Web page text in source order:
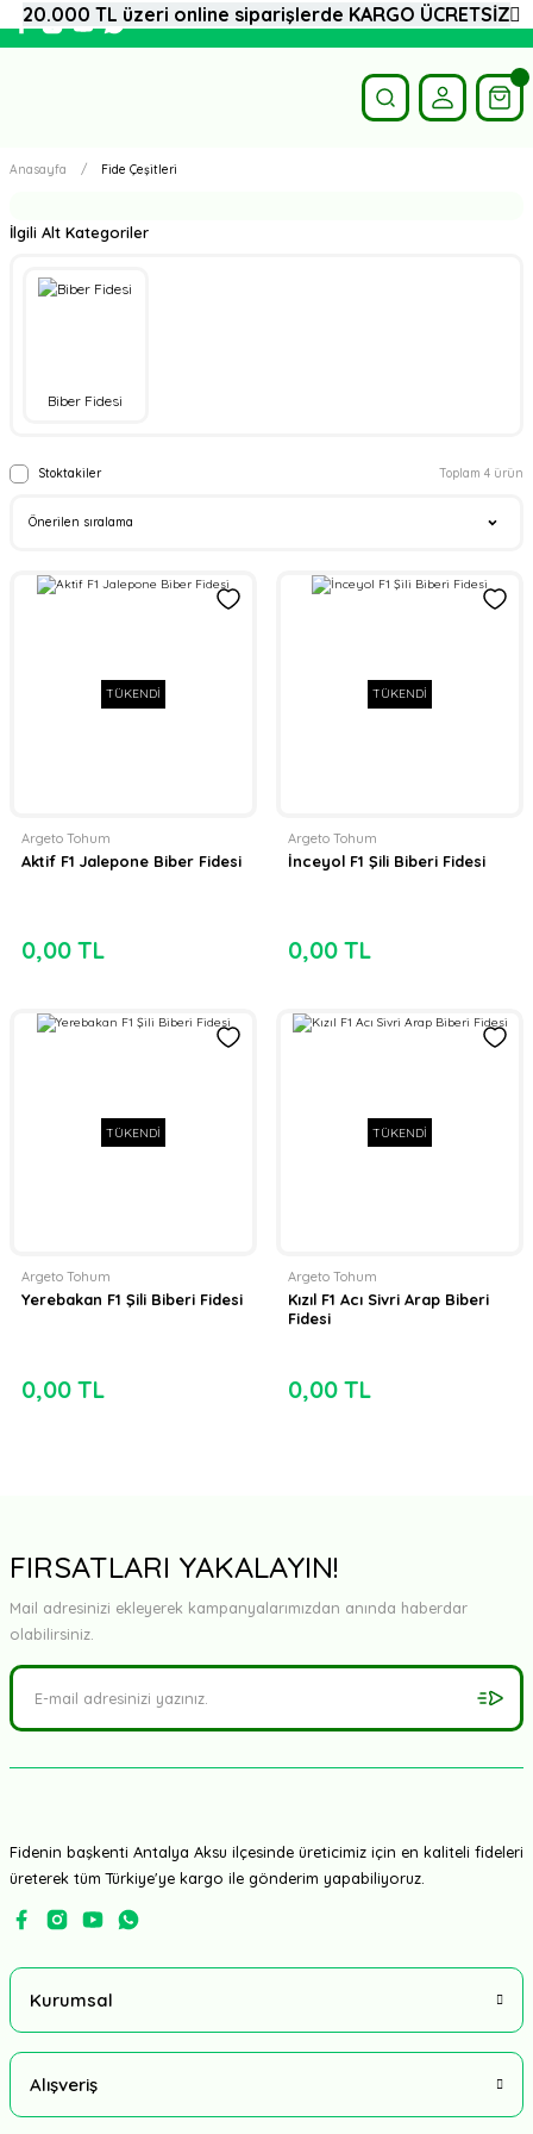
Anasayfa Fide Çeşitleri
İlgili Alt Kategoriler
Biber Fidesi
Stoktakiler Toplam 4 ürün
TÜKENDİ
Argeto Tohum
Aktif F1 Jalepone Biber Fidesi
0,00 TL
TÜKENDİ
Argeto Tohum
İnceyol F1 Şili Biberi Fidesi
0,00 TL
TÜKENDİ
Argeto Tohum
Yerebakan F1 Şili Biberi Fidesi
0,00 TL
TÜKENDİ
Argeto Tohum
Kızıl F1 Acı Sivri Arap Biberi
Fidesi
0,00 TL
FIRSATLARI YAKALAYIN!
Mail adresinizi ekleyerek kampanyalarımızdan anında haberdar
olabilirsiniz.
Fidenin başkenti Antalya Aksu ilçesinde üreticimiz için en kaliteli fideleri
üreterek tüm Türkiye'ye kargo ile gönderim yapabiliyoruz.
Kurumsal
Alışveriş
20.000 TL üzeri online siparişlerde KARGO ÜCRETSİZ